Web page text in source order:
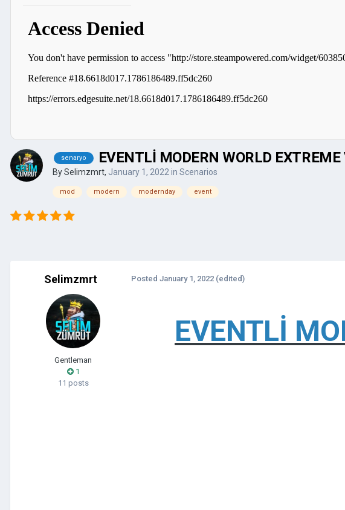
senaryo EVENTLİ MODERN WORLD
BySelimzmrt, January 1, 2022 in Scenarios
mod modern modernday event
Selimzmrt
Gentleman
1
11 posts
Posted January 1, 2022 (edited)
EVENTLİ